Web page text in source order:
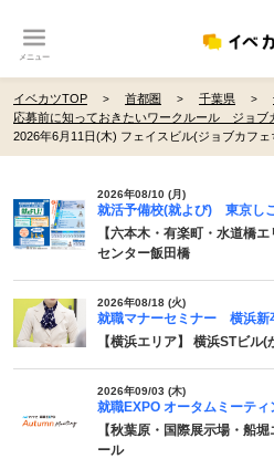
メニュー
イベカツTOP 首都圏 千葉県
応募前に知っておきたいワークルール ジョブ
2026年6月11日(木) フェイスビル(ジョブカフェ
2026年08/10 (月)
就活予備校(就よび) 東京し
【六本木・有楽町・水道橋
センター飯田橋
2026年08/18 (火)
就職マナーセミナー 横浜新
【横浜エリア】 横浜STビル
2026年09/03 (木)
就職EXPO オータムミーテ
【秋葉原・国際展示場・船
ール